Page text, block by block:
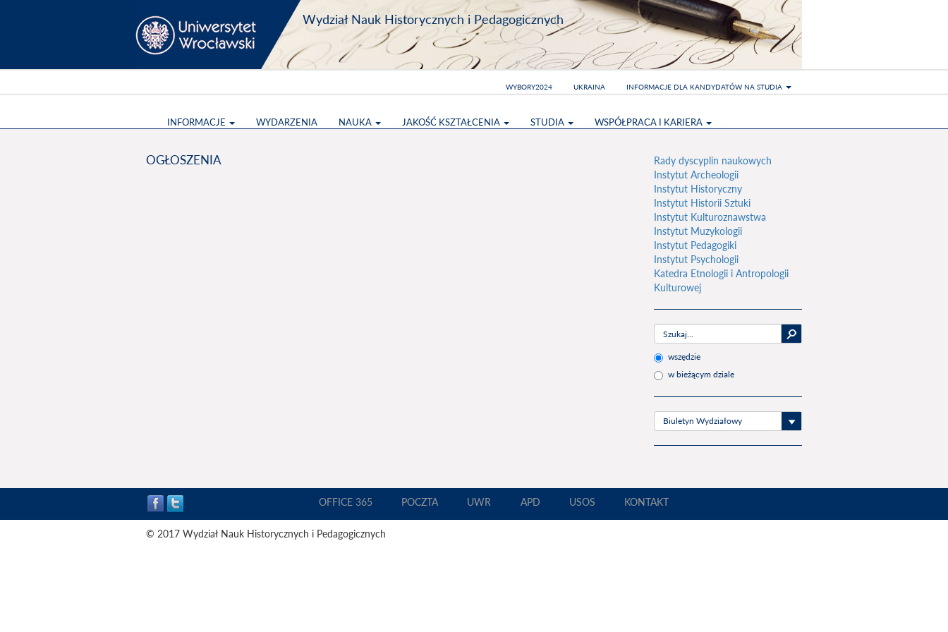
Wydział Nauk Historycznych i Pedagogicznych
INFORMACJE WYDARZENIA NAUKA JAKOŚĆ KSZTAŁCENIA STUDIA WSPÓŁPRACA I KARIERA
WYBORY2024 UKRAINA INFORMACJE DLA KANDYDATÓW NA STUDIA
OGŁOSZENIA
Rady dyscyplin naukowych
Instytut Archeologii
Instytut Historyczny
Instytut Historii Sztuki
Instytut Kulturoznawstwa
Instytut Muzykologii
Instytut Pedagogiki
Instytut Psychologii
Katedra Etnologii i Antropologii
Kulturowej
wszędzie
w bieżącym dziale
Biuletyn Wydziałowy
OFFICE 365 POCZTA UWR APD USOS KONTAKT
© 2017 Wydział Nauk Historycznych i Pedagogicznych